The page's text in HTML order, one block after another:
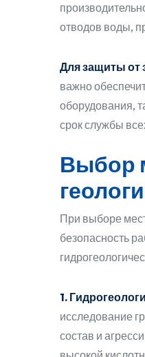
отводов воды,
Для защиты от
важно
оборудования,
срок службы
Выбор
При выборе
безопасность
1.
исследование
состав и